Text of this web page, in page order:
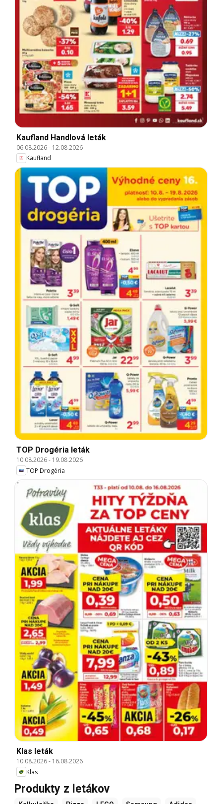
Kaufland Handlová leták
06.08.2026- 12.08.2026
Kaufland
TOP Drogéria leták
10.08.2026- 19.08.2026
TOP Drogéria
Klas leták
10.08.2026- 16.08.2026
Klas
Produkty z letákov